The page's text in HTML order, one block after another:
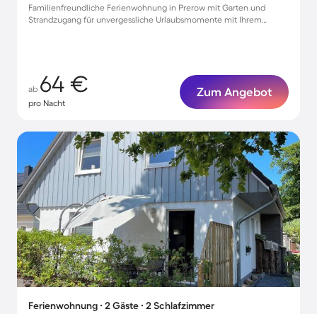
Familienfreundliche Ferienwohnung in Prerow mit Garten und
Strandzugang für unvergessliche Urlaubsmomente mit Ihrem
ab 64 €
pro Nacht
Zum Angebot
Ferienwohnung ∙ 2 Gäste ∙ 2 Schlafzimmer